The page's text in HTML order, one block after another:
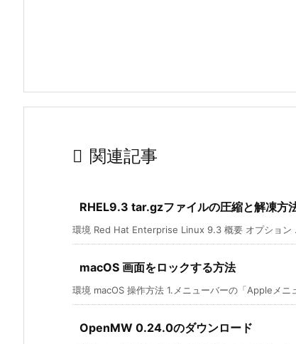
 関連記事
RHEL9.3 tar.gzファイルの圧縮と解凍方
環境 Red Hat Enterprise Linux 9.3 概要 オプション
macOS 画面をロックする方法
環境 macOS 操作方法 1.メニューバーの「Appleメニ
OpenMW 0.24.0のダウンロード